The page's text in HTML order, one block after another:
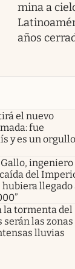
mina a
años
el nuevo
fue
y es un orgullo
ingeniero
del
llegado
la tormenta del
serán las zonas
lluvias